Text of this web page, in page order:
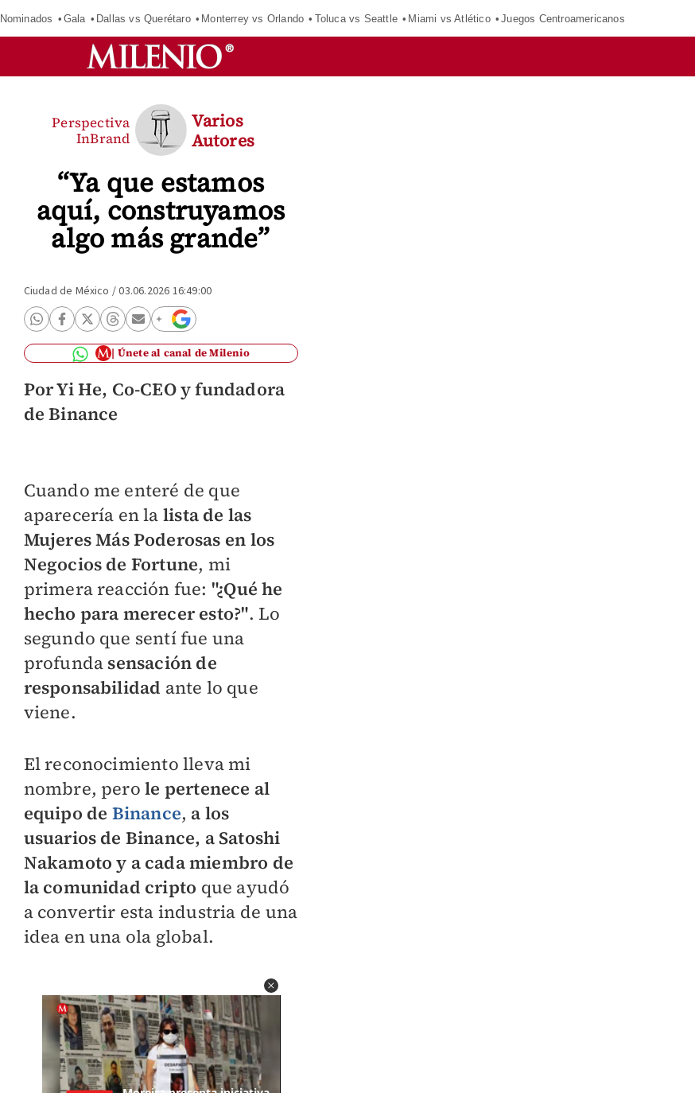
Nominados Gala Dallas vs Querétaro Monterrey vs Orlando Toluca vs Seattle Miami vs Atlético Juegos Centroamericanos
“Ya que estamos
aquí, construyamos
algo más grande”
Perspectiva
InBrand
Varios
Autores
Ciudad de México /03.06.2026 16:49:00
Únete al canal de Milenio
Por Yi He, Co-CEO y fundadora
de Binance
Cuando me enteré de que
aparecería en la lista de las
Mujeres Más Poderosas en los
Negocios de Fortune, mi
primera reacción fue: "¿Qué he
hecho para merecer esto?". Lo
segundo que sentí fue una
profunda sensación de
responsabilidad ante lo que
viene.
El reconocimiento lleva mi
nombre, perole pertenece al
equipo de Binance, a los
usuarios de Binance, a Satoshi
Nakamoto y a cada miembro de
la comunidad cripto que ayudó
a convertir esta industria de una
idea en una ola global.